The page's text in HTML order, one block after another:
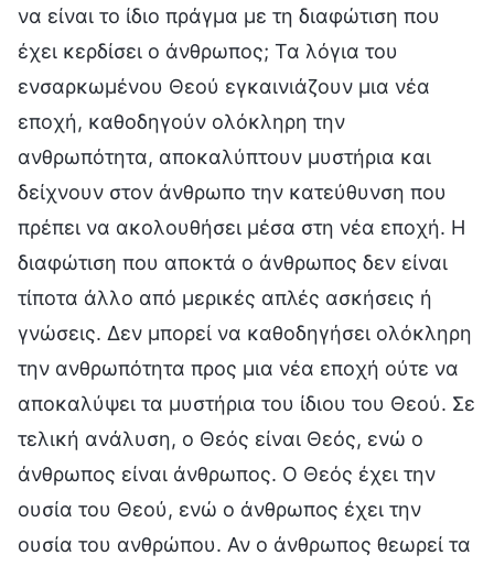
να είναι το ίδιο πράγμα με τη διαφώτιση που
έχει κερδίσει ο άνθρωπος; Τα λόγια του
ενσαρκωμένου Θεού εγκαινιάζουν μια νέα
εποχή, καθοδηγούν ολόκληρη την
ανθρωπότητα, αποκαλύπτουν μυστήρια και
δείχνουν στον άνθρωπο την κατεύθυνση που
πρέπει να ακολουθήσει μέσα στη νέα εποχή. Η
διαφώτιση που αποκτά ο άνθρωπος δεν είναι
τίποτα άλλο από μερικές απλές ασκήσεις ή
γνώσεις. Δεν μπορεί να καθοδηγήσει ολόκληρη
την ανθρωπότητα προς μια νέα εποχή ούτε να
αποκαλύψει τα μυστήρια του ίδιου του Θεού. Σε
τελική ανάλυση, ο Θεός είναι Θεός, ενώ ο
άνθρωπος είναι άνθρωπος. Ο Θεός έχει την
ουσία του Θεού, ενώ ο άνθρωπος έχει την
ουσία του ανθρώπου. Αν ο άνθρωπος θεωρεί τα